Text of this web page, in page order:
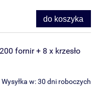
do koszyka
fornir + 8 x krzesło
Wysyłka w:30 dni roboczych